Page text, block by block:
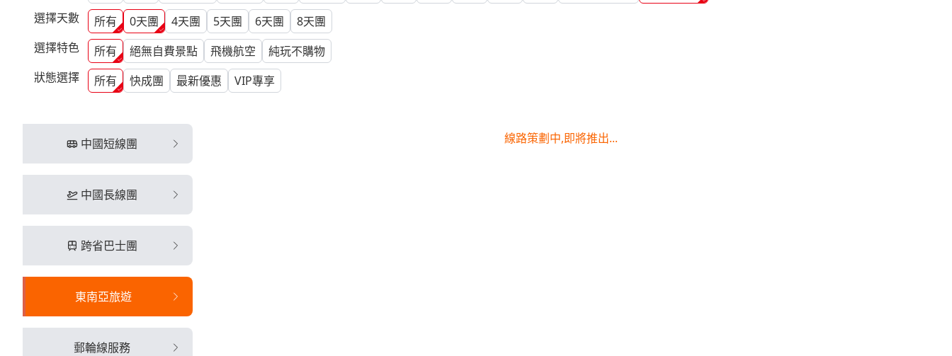
選擇天數
所有 0天團 4天團 5天團 6天團 8天團
選擇特色
所有 絕無自費景點 飛機航空
純玩不購物
狀態選擇
所有 快成團 最新優惠 VIP專享
中國短線團
中國長線團
跨省巴士團
東南亞旅遊
郵輪線服務
線路策劃中,即將推出...